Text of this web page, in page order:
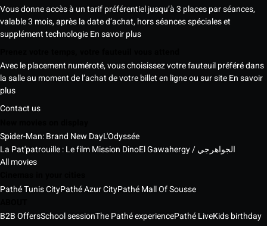
Vous donne accès à un tarif préférentiel jusqu’à 3 places par séances,
valable 3 mois, après la date d’achat, hors séances spéciales et
supplément technologieEn savoir plus
Avec le placement numéroté, vous choisissez votre fauteuil préféré dans
la salle au moment de l’achat de votre billet en ligne ou sur siteEn savoir
plus
Contact us
Spider-Man: Brand New DayL'Odyssée
La Pat'patrouille : Le film Mission Dino
El Gawahergy / الجواهرجي
All movies
Pathé Tunis CityPathé Azur CityPathé Mall Of Sousse
B2B OffersSchool sessionThe Pathé experiencePathé LiveKids birthday